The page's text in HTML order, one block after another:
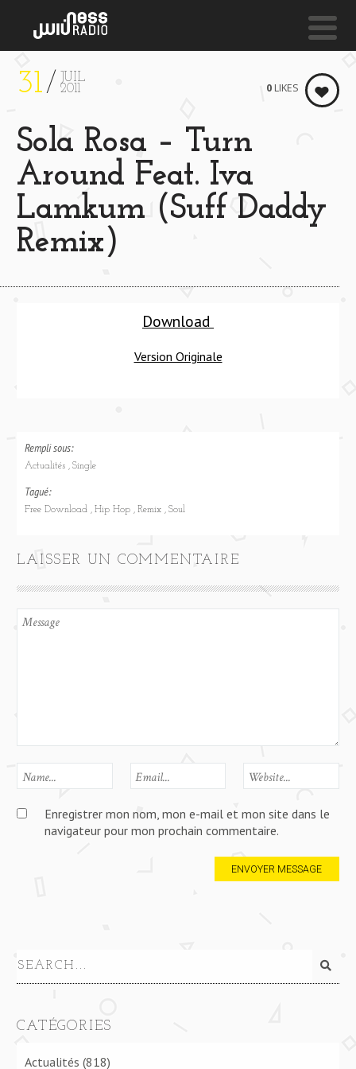
BLACK NARCISSUS **** BLACK NARCISSUS ****
Jim Snidero
NESS LIVE !
31
JUIL
2011
Sola Rosa – Turn
Around Feat. Iva
Lamkum (Suff Daddy
Remix)
0 LIKES
Download
Version Originale
Rempli sous:
Actualités Single
Tagué:
Free Download Hip Hop Remix Soul
LAISSER UN COMMENTAIRE
Enregistrer mon nom, mon e-mail et mon site dans le
navigateur pour mon prochain commentaire.
CATÉGORIES
Actualités (818)